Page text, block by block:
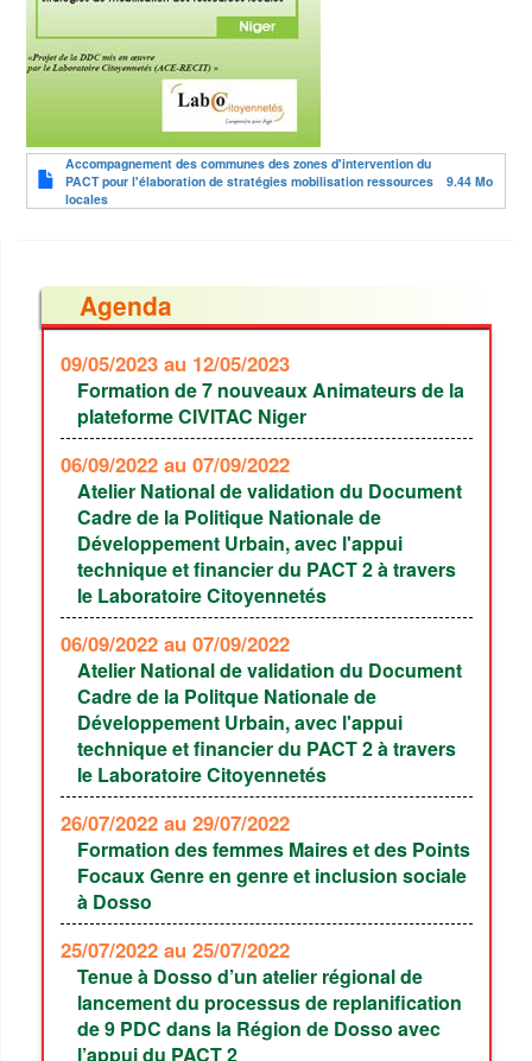
Document
Accompagnement des communes des zones d'intervention du
PACT pour l'élaboration de stratégies mobilisation ressources
locales
9.44 Mo
Agenda
09/05/2023 au 12/05/2023
Formation de 7 nouveaux Animateurs de la
plateforme CIVITAC Niger
06/09/2022 au 07/09/2022
Atelier National de validation du Document
Cadre de la Politique Nationale de
Développement Urbain, avec l'appui
technique et financier du PACT 2 à travers
le Laboratoire Citoyennetés
06/09/2022 au 07/09/2022
Atelier National de validation du Document
Cadre de la Politque Nationale de
Développement Urbain, avec l'appui
technique et financier du PACT 2 à travers
le Laboratoire Citoyennetés
26/07/2022 au 29/07/2022
Formation des femmes Maires et des Points
Focaux Genre en genre et inclusion sociale
à Dosso
25/07/2022 au 25/07/2022
Tenue à Dosso d’un atelier régional de
lancement du processus de replanification
de 9 PDC dans la Région de Dosso avec
l’appui du PACT 2